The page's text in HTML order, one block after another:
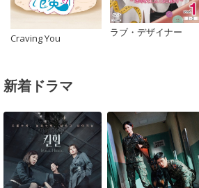
Craving You
ラブ・デザイナー
新着ドラマ